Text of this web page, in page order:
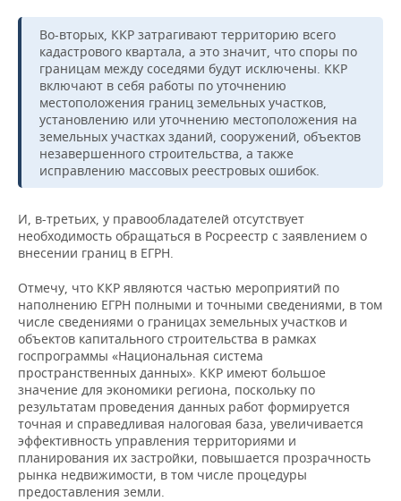
Во-вторых, ККР затрагивают территорию всего
кадастрового квартала, а это значит, что споры по
границам между соседями будут исключены. ККР
включают в себя работы по уточнению
местоположения границ земельных участков,
установлению или уточнению местоположения на
земельных участках зданий, сооружений, объектов
незавершенного строительства, а также
исправлению массовых реестровых ошибок.
И, в-третьих, у правообладателей отсутствует
необходимость обращаться в Росреестр с заявлением о
внесении границ в ЕГРН.
Отмечу, что ККР являются частью мероприятий по
наполнению ЕГРН полными и точными сведениями, в том
числе сведениями о границах земельных участков и
объектов капитального строительства в рамках
госпрограммы «Национальная система
пространственных данных». ККР имеют большое
значение для экономики региона, поскольку по
результатам проведения данных работ формируется
точная и справедливая налоговая база, увеличивается
эффективность управления территориями и
планирования их застройки, повышается прозрачность
рынка недвижимости, в том числе процедуры
предоставления земли.